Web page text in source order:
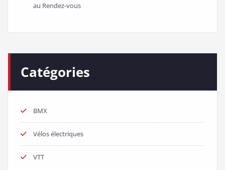
au Rendez-vous
Catégories
BMX
Vélos électriques
VTT